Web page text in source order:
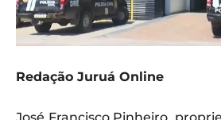
Redação Juruá Online